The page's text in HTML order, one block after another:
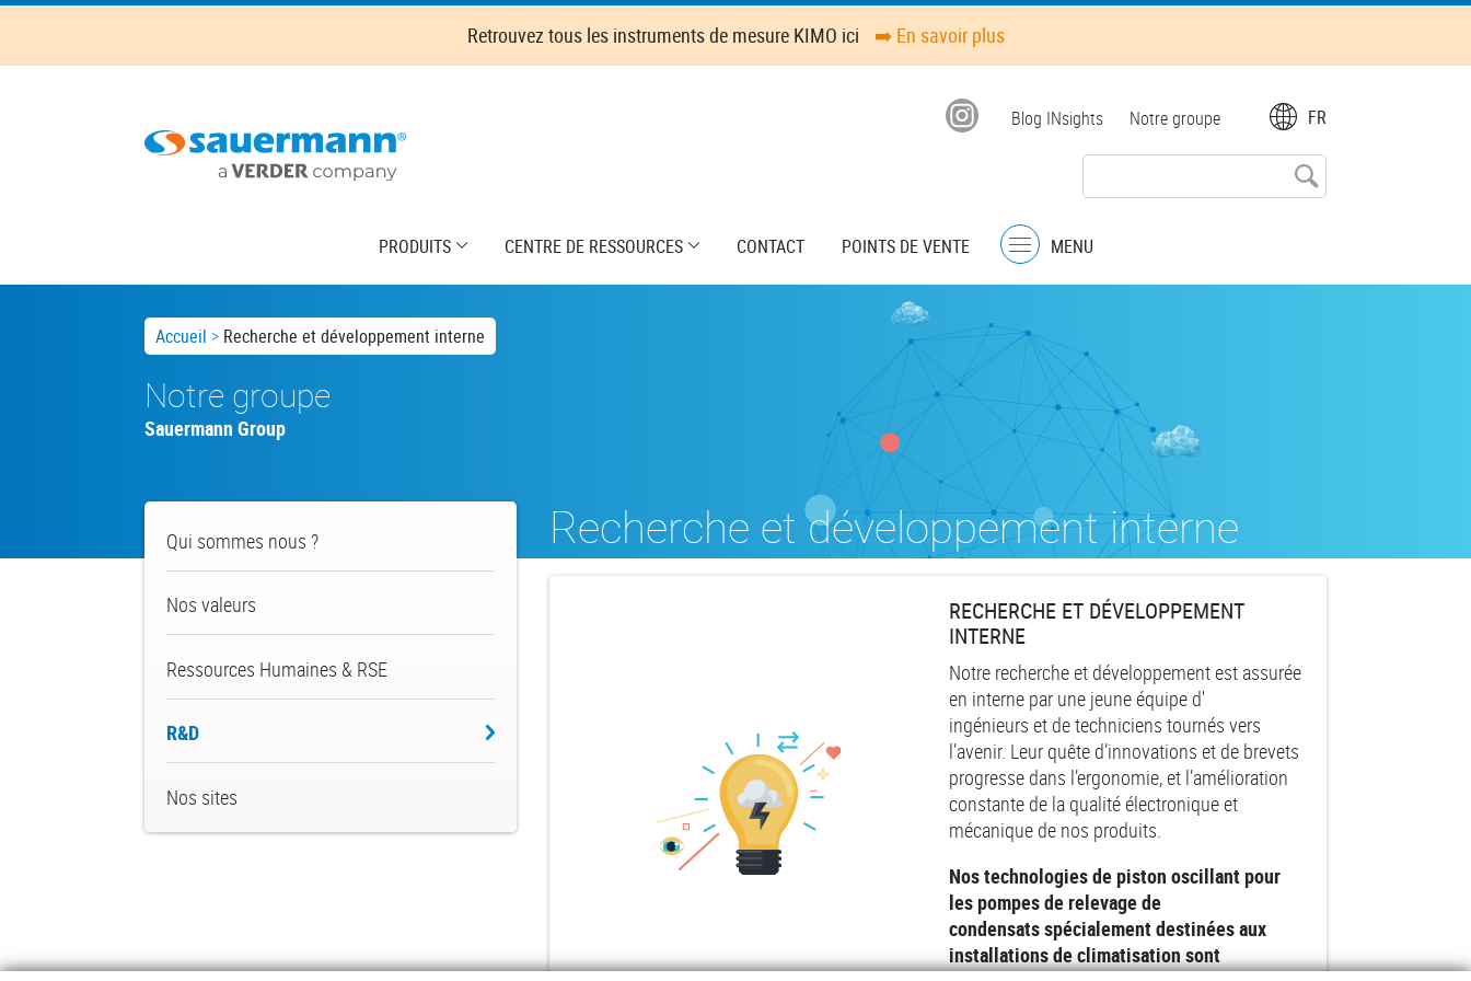
Skip
main
Retrouvez tous les instruments de mesure KIMO ici ➡️ En savoir plus
FR
Top
Blog INsights Notre groupe
PRODUITS CENTRE DE RESSOURCES CONTACT
POINTS DE VENTE
Menu
MENU
Breadcrumb
Accueil Recherche et développement interne
Notre groupe
Sauermann Group
About
usQui sommes nous ?
Nos valeurs
Ressources Humaines & RSE
R&D
Nos sites
Recherche et développement interne
RECHERCHE ET DÉVELOPPEMENT
INTERNE
Notre recherche et développement est assurée
en interne par une jeune équipe d'
ingénieurs et de techniciens tournés vers
l’avenir. Leur quête d’innovations et de brevets
progresse dans l’ergonomie, et l’amélioration
constante de la qualité électronique et
mécanique de nos produits.
Nos technologies de piston oscillant pour
les pompes de relevage de
condensats spécialement destinées aux
installations de climatisation sont